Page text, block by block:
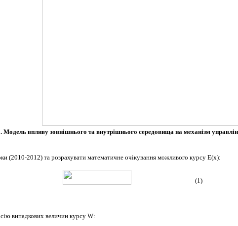
Модель впливу зовнішнього та внутрішнього середовища на механізм
(2010-2012) та розрахувати математичне очікування можливого курсу Е(х):
(1)
випадкових величин курсу W: